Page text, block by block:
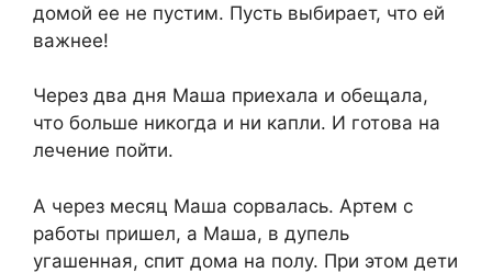
домой ее не пустим. Пусть выбирает, что ей
важнее!
Через два дня Маша приехала и обещала,
что больше никогда и ни капли. И готова на
лечение пойти.
А через месяц Маша сорвалась. Артем с
работы пришел, а Маша, в дупель
угашенная, спит дома на полу. При этом дети